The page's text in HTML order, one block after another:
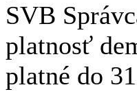
SVB
platnosť
platné do